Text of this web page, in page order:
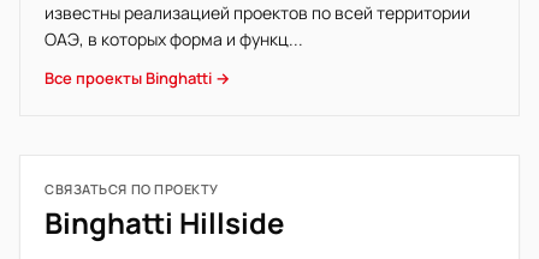
известны реализацией проектов по всей территории
ОАЭ, в которых форма и функц...
Все проекты Binghatti →
СВЯЗАТЬСЯ ПО ПРОЕКТУ
Binghatti Hillside